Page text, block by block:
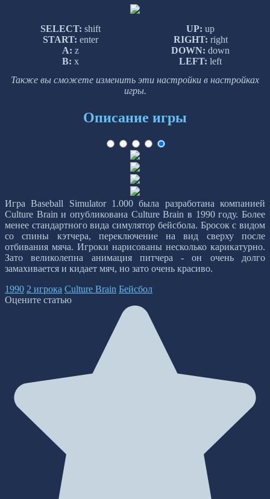
SELECT: shift
START: enter
A: z
B: x
UP: up
RIGHT: right
DOWN: down
LEFT: left
Также вы сможете изменить эти настройки в настройках
игры.
Описание игры
Игра Baseball Simulator 1.000 была разработана компанией
Culture Brain и опубликована Culture Brain в 1990 году. Более
менее стандартного вида симулятор бейсбола. Бросок с видом
со спины кэтчера, переключение на вид сверху после
отбивания мяча. Игроки нарисованы несколько карикатурно.
Зато великолепна анимация питчера - он очень долго
замахивается и кидает мяч, но зато очень красиво.
1990 2 игрока Culture Brain Бейсбол
Оцените статью